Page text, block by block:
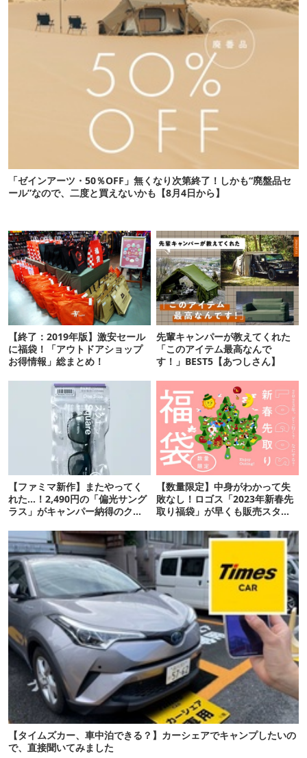
「ゼインアーツ・50％OFF」無くなり次第終了！しかも“廃盤品セ
ール”なので、二度と買えないかも【8月4日から】
【終了：2019年版】激安セール
に福袋！「アウトドアショップ
お得情報」総まとめ！
先輩キャンパーが教えてくれた
「このアイテム最高なんで
す！」BEST5【あつしさん】
【ファミマ新作】またやってく
れた…！2,490円の「偏光サング
ラス」がキャンパー納得のクオ
【数量限定】中身がわかって失
敗なし！ロゴス「2023年新春先
取り福袋」が早くも販売スター
【タイムズカー、車中泊できる？】カーシェアでキャンプしたいの
で、直接聞いてみました